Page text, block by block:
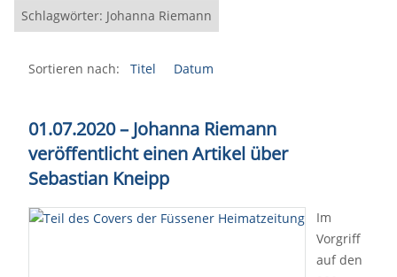
Schlagwörter: Johanna Riemann
Sortieren nach: Titel Datum
01.07.2020 – Johanna Riemann
veröffentlicht einen Artikel über
Sebastian Kneipp
Im
Vorgriff
auf den